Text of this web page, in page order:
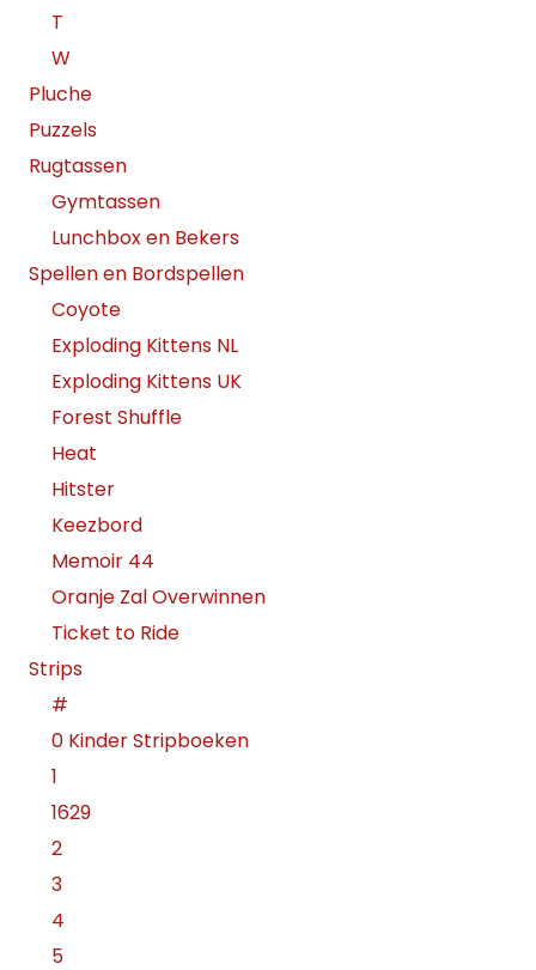
T
W
Pluche
Puzzels
Rugtassen
Gymtassen
Lunchbox en Bekers
Spellen en Bordspellen
Coyote
Exploding Kittens NL
Exploding Kittens UK
Forest Shuffle
Heat
Hitster
Keezbord
Memoir 44
Oranje Zal Overwinnen
Ticket to Ride
Strips
#
0 Kinder Stripboeken
1
1629
2
3
4
5